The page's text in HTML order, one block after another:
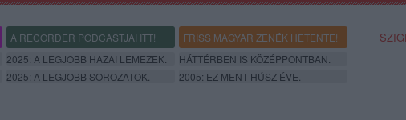
A RECORDER PODCASTJAI ITT!
FRISS MAGYAR ZENÉK HETENTE!
2025: A LEGJOBB HAZAI LEMEZEK.
HÁTTÉRBEN IS KÖZÉPPONTBAN.
2025: A LEGJOBB SOROZATOK. 2005: EZ MENT HÚSZ ÉVE.